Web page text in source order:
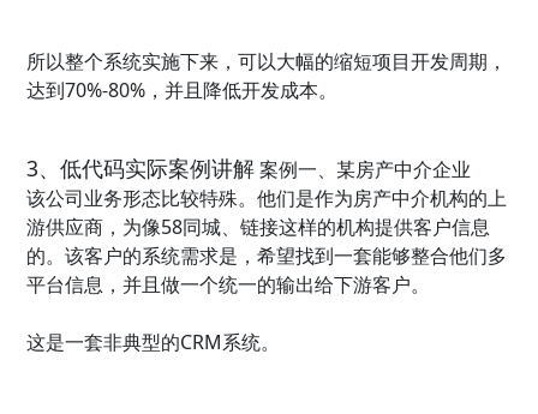
所以整个系统实施下来，可以大幅的缩短项目开发周期，
达到70%-80%，并且降低开发成本。
3、低代码实际案例讲解案例一、某房产中介企业
该公司业务形态比较特殊。他们是作为房产中介机构的上
游供应商，为像58同城、链接这样的机构提供客户信息
的。该客户的系统需求是，希望找到一套能够整合他们多
平台信息，并且做一个统一的输出给下游客户。
这是一套非典型的CRM系统。